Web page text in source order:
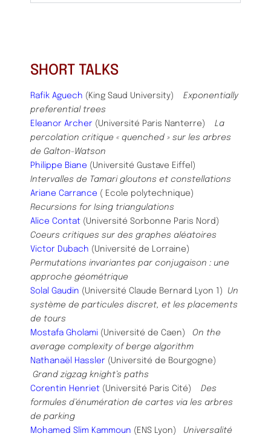
SHORT TALKS
Rafik Aguech (King Saud University) Exponentially
preferential trees
Eleanor Archer (Université Paris Nanterre) La
percolation critique « quenched » sur les arbres
de Galton-Watson
Philippe Biane (Université Gustave Eiffel)
Intervalles de Tamari gloutons et constellations
Ariane Carrance ( Ecole polytechnique)
Recursions for Ising triangulations
Alice Contat (Université Sorbonne Paris Nord)
Coeurs critiques sur des graphes aléatoires
Victor Dubach (Université de Lorraine)
Permutations invariantes par conjugaison : une
approche géométrique
Solal Gaudin (Université Claude Bernard Lyon 1) Un
système de particules discret, et les placements
de tours
Mostafa Gholami (Université de Caen) On the
average complexity of berge algorithm
Nathanaël Hassler (Université de Bourgogne)
Grand zigzag knight’s paths
Corentin Henriet (Université Paris Cité) Des
formules d’énumération de cartes via les arbres
de parking
Mohamed Slim Kammoun (ENS Lyon) Universalité